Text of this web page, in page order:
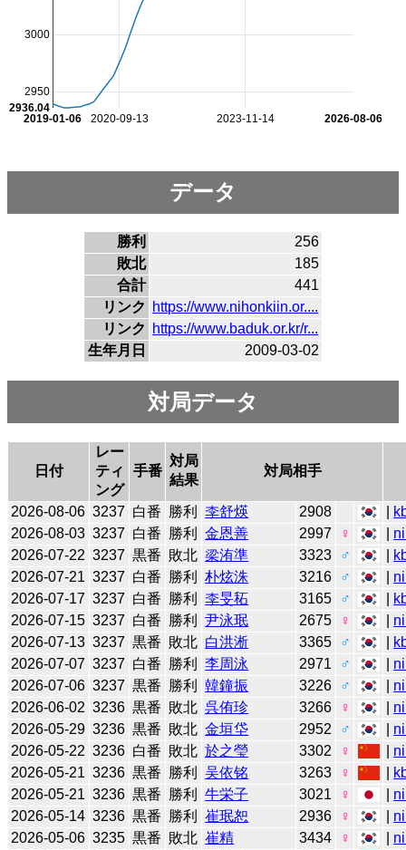
2020-09-13 2023-11-14
2019-01-06 2026-08-06
2950
3000
2936.04
データ
勝利
256
敗北
185
合計
441
リンク
https://www.nihonkiin.or....
リンク
https://www.baduk.or.kr/r...
生年月日
2009-03-02
対局データ
日付
レー
ティ
ング
手番
対局
結果
対局相手
2026-08-06 3237 白番 勝利 李舒煐 2908
2026-08-03 3237 白番 勝利 金恩善 2997 ♀
2026-07-22 3237 黒番 敗北 梁洧準 3323 ♂
2026-07-21 3237 白番 勝利 朴炫洙 3216 ♂
2026-07-17 3237 白番 勝利 李旻䄷 3165 ♂
2026-07-15 3237 白番 勝利 尹泳珉 2675 ♀
2026-07-13 3237 黒番 敗北 白洪淅 3365 ♂
2026-07-07 3237 白番 勝利 李周泳 2971 ♂
2026-07-06 3237 黒番 勝利 韓鐘振 3226 ♂
2026-06-02 3236 黒番 敗北 呉侑珍 3266 ♀
2026-05-29 3236 黒番 敗北 金垣垈 2952 ♂
2026-05-22 3236 白番 敗北 於之瑩 3302 ♀
2026-05-21 3236 黒番 勝利 吴依铭 3263 ♀
2026-05-21 3236 黒番 勝利 牛栄子 3021 ♀
2026-05-14 3236 黒番 勝利 崔珉恕 2936 ♀
2026-05-06 3235 黒番 敗北 崔精 3434 ♀